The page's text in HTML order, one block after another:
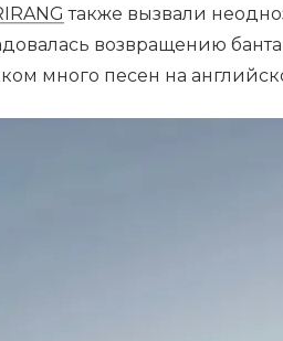
также вызвали
возвращению
много песен на